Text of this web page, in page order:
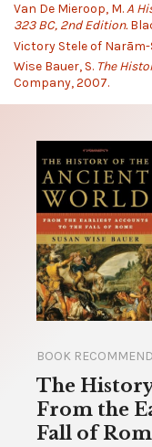
Van De Mieroop, M.A
323 BC, 2nd Edition.
Victory Stele of Narām-
Wise Bauer, S. The
Company, 2007.
BOOK
The
From the
Fall of